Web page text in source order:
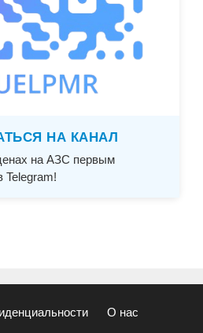
НА КАНАЛ
на АЗС первым
Telegram!
О нас